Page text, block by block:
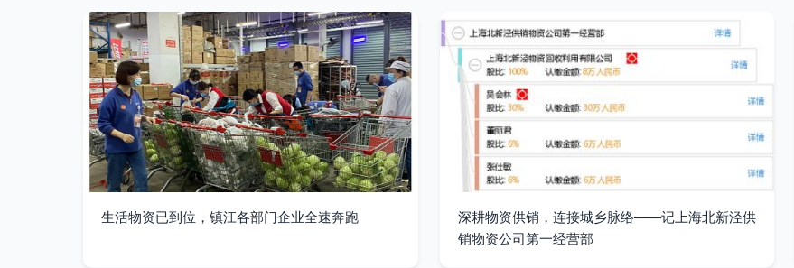
生活物资已到位，镇江各部门企业全速奔跑
深耕物资供销，连接城乡脉络——记上海北新泾供
销物资公司第一经营部